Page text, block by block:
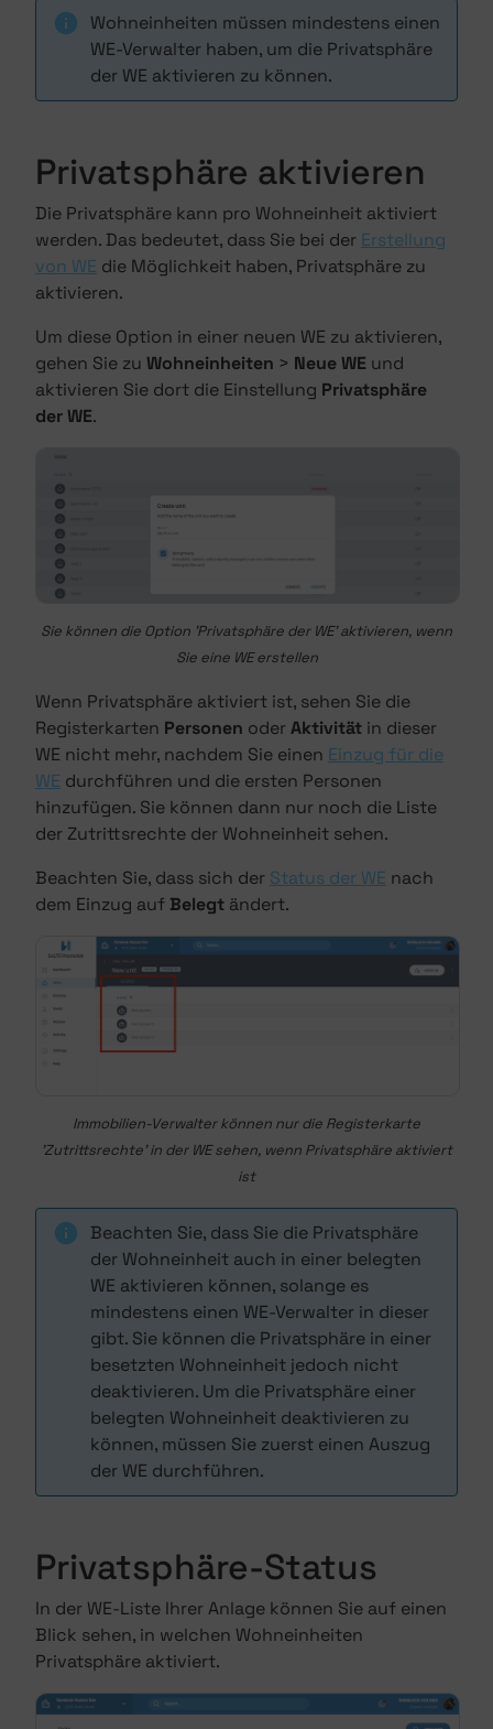
Wohneinheiten müssen mindestens einen
WE-Verwalter haben, um die Privatsphäre
der WE aktivieren zu können.
Privatsphäre aktivieren
Die Privatsphäre kann pro Wohneinheit aktiviert
werden. Das bedeutet, dass Sie bei der Erstellung
von WE die Möglichkeit haben, Privatsphäre zu
aktivieren.
Um diese Option in einer neuen WE zu aktivieren,
gehen Sie zu Wohneinheiten > Neue WE und
aktivieren Sie dort die Einstellung Privatsphäre
der WE.
Sie können die Option 'Privatsphäre der WE' aktivieren, wenn
Sie eine WE erstellen
Wenn Privatsphäre aktiviert ist, sehen Sie die
Registerkarten Personen oderAktivität in dieser
WE nicht mehr, nachdem Sie einen Einzug für die
WE durchführen und die ersten Personen
hinzufügen. Sie können dann nur noch die Liste
der Zutrittsrechte der Wohneinheit sehen.
Beachten Sie, dass sich der Status der WE nach
dem Einzug auf Belegt ändert.
Immobilien-Verwalter können nur die Registerkarte
'Zutrittsrechte' in der WE sehen, wenn Privatsphäre aktiviert
ist
Beachten Sie, dass Sie die Privatsphäre
der Wohneinheit auch in einer belegten
WE aktivieren können, solange es
mindestens einen WE-Verwalter in dieser
gibt. Sie können die Privatsphäre in einer
besetzten Wohneinheit jedoch nicht
deaktivieren. Um die Privatsphäre einer
belegten Wohneinheit deaktivieren zu
können, müssen Sie zuerst einen Auszug
der WE durchführen.
Privatsphäre-Status
In der WE-Liste Ihrer Anlage können Sie auf einen
Blick sehen, in welchen Wohneinheiten
Privatsphäre aktiviert.